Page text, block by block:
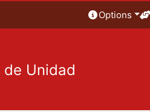
Options
Unidad